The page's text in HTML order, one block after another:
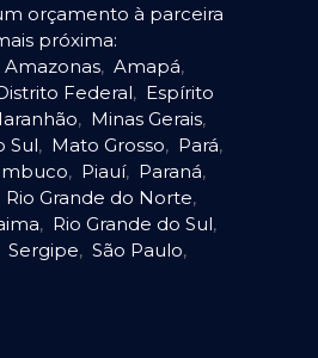
orçamento à parceira
próxima:
Amazonas, Amapá,
Federal, Espírito
, Minas Gerais,
Sul, Mato Grosso, Pará,
, Piauí, Paraná,
Rio Grande do Norte,
, Rio Grande do Sul,
Sergipe, São Paulo,